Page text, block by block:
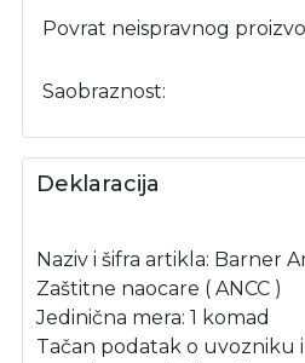
Povrat neispravnog
Saobraznost:
Deklaracija
Naziv i šifra artikla: Barner
Zaštitne naocare ( ANCC )
Jedinična mera: 1 komad
Tačan podatak o uvozniku